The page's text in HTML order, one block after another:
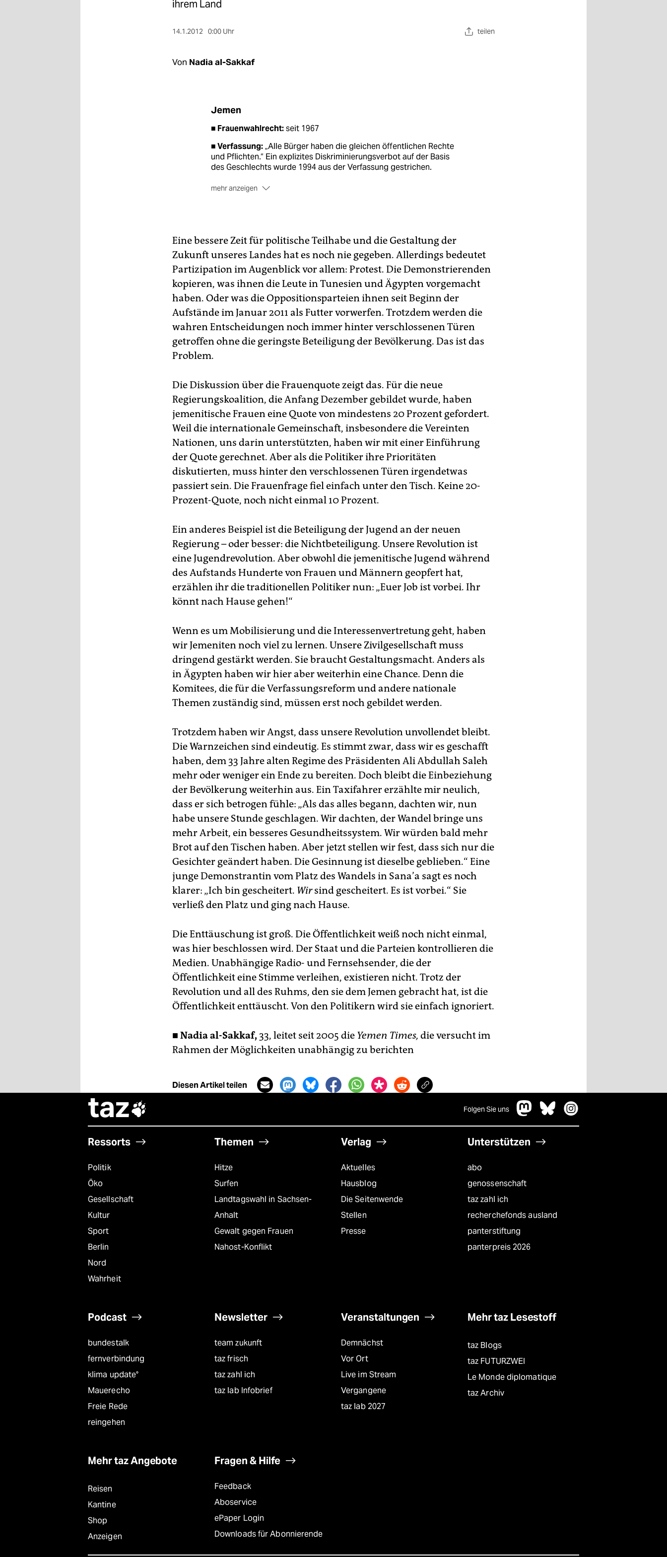
ihrem Land
14.1.2012 0:00 Uhr teilen
Von Nadia al-Sakkaf
Jemen
■ Frauenwahlrecht:seit 1967
■ Verfassung:„Alle Bürger haben die gleichen öffentlichen Rechte
und Pflichten.“ Ein explizites Diskriminierungsverbot auf der Basis
des Geschlechts wurde 1994 aus der Verfassung gestrichen.
mehr anzeigen
Bei der Schulbildung weist der Jemen einen der
größten Unterschiede zwischen Jungen und Mädchen weltweit auf.
■ Ökonomisch aktiv:
■ Arbeitslosigkeit:30 Prozent (Schätzung 2010)
■ AnalphabetInnen:71,5 Prozent (Frauen), 30,5 (Männer)
Eine bessere Zeit für politische Teilhabe und die Gestaltung der
Zukunft unseres Landes hat es noch nie gegeben. Allerdings bedeutet
Partizipation im Augenblick vor allem: Protest. Die Demonstrierenden
kopieren, was ihnen die Leute in Tunesien und Ägypten vorgemacht
haben. Oder was die Oppositionsparteien ihnen seit Beginn der
Aufstände im Januar 2011 als Futter vorwerfen. Trotzdem werden die
wahren Entscheidungen noch immer hinter verschlossenen Türen
getroffen ohne die geringste Beteiligung der Bevölkerung. Das ist das
Problem.
Die Diskussion über die Frauenquote zeigt das. Für die neue
Regierungskoalition, die Anfang Dezember gebildet wurde, haben
jemenitische Frauen eine Quote von mindestens 20 Prozent gefordert.
Weil die internationale Gemeinschaft, insbesondere die Vereinten
Nationen, uns darin unterstützten, haben wir mit einer Einführung
der Quote gerechnet. Aber als die Politiker ihre Prioritäten
diskutierten, muss hinter den verschlossenen Türen irgendetwas
passiert sein. Die Frauenfrage fiel einfach unter den Tisch. Keine 20-
Prozent-Quote, noch nicht einmal 10 Prozent.
Ein anderes Beispiel ist die Beteiligung der Jugend an der neuen
Regierung – oder besser: die Nichtbeteiligung. Unsere Revolution ist
eine Jugendrevolution. Aber obwohl die jemenitische Jugend während
des Aufstands Hunderte von Frauen und Männern geopfert hat,
erzählen ihr die traditionellen Politiker nun: „Euer Job ist vorbei. Ihr
könnt nach Hause gehen!“
Wenn es um Mobilisierung und die Interessenvertretung geht, haben
wir Jemeniten noch viel zu lernen. Unsere Zivilgesellschaft muss
dringend gestärkt werden. Sie braucht Gestaltungsmacht. Anders als
in Ägypten haben wir hier aber weiterhin eine Chance. Denn die
Komitees, die für die Verfassungsreform und andere nationale
Themen zuständig sind, müssen erst noch gebildet werden.
Trotzdem haben wir Angst, dass unsere Revolution unvollendet bleibt.
Die Warnzeichen sind eindeutig. Es stimmt zwar, dass wir es geschafft
haben, dem 33 Jahre alten Regime des Präsidenten Ali Abdullah Saleh
mehr oder weniger ein Ende zu bereiten. Doch bleibt die Einbeziehung
der Bevölkerung weiterhin aus. Ein Taxifahrer erzählte mir neulich,
dass er sich betrogen fühle: „Als das alles begann, dachten wir, nun
habe unsere Stunde geschlagen. Wir dachten, der Wandel bringe uns
mehr Arbeit, ein besseres Gesundheitssystem. Wir würden bald mehr
Brot auf den Tischen haben. Aber jetzt stellen wir fest, dass sich nur die
Gesichter geändert haben. Die Gesinnung ist dieselbe geblieben.“ Eine
junge Demonstrantin vom Platz des Wandels in Sana’a sagt es noch
klarer: „Ich bin gescheitert. Wirsind gescheitert. Es ist vorbei.“ Sie
verließ den Platz und ging nach Hause.
Die Enttäuschung ist groß. Die Öffentlichkeit weiß noch nicht einmal,
was hier beschlossen wird. Der Staat und die Parteien kontrollieren die
Medien. Unabhängige Radio- und Fernsehsender, die der
Öffentlichkeit eine Stimme verleihen, existieren nicht. Trotz der
Revolution und all des Ruhms, den sie dem Jemen gebracht hat, ist die
Öffentlichkeit enttäuscht. Von den Politikern wird sie einfach ignoriert.
■ Nadia al-Sakkaf, 33, leitet seit 2005 die Yemen Times, die versucht im
Rahmen der Möglichkeiten unabhängig zu berichten
Diesen Artikel teilen
taz Folgen Sie uns
Ressorts
Politik
Öko
Gesellschaft
Kultur
Sport
Berlin
Nord
Wahrheit
Themen
Hitze
Surfen
Landtagswahl in Sachsen-
Anhalt
Gewalt gegen Frauen
Nahost-Konflikt
Verlag
Aktuelles
Hausblog
Die Seitenwende
Stellen
Presse
Unterstützen
abo
genossenschaft
taz zahl ich
recherchefonds ausland
panterstiftung
panterpreis 2026
Podcast
bundestalk
fernverbindung
klima update°
Mauerecho
Freie Rede
reingehen
Newsletter
team zukunft
taz frisch
taz zahl ich
taz lab Infobrief
Veranstaltungen
Demnächst
Vor Ort
Live im Stream
Vergangene
taz lab 2027
Mehr taz Lesestoff
taz Blogs
taz FUTURZWEI
Le Monde diplomatique
taz Archiv
Mehr taz Angebote
Reisen
Kantine
Shop
Anzeigen
Fragen & Hilfe
Feedback
Aboservice
ePaper Login
Downloads für Abonnierende